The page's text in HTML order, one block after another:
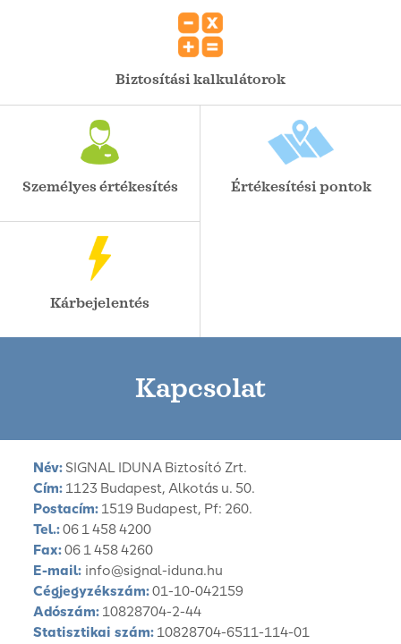
Biztosítási kalkulátorok
Személyes értékesítés Értékesítési pontok
Kárbejelentés
Kapcsolat
Név: SIGNAL IDUNA Biztosító Zrt.
Cím: 1123 Budapest, Alkotás u. 50.
Postacím: 1519 Budapest, Pf: 260.
Tel.:06 1 458 4200
Fax:06 1 458 4260
E-mail: info@signal-iduna.hu
Cégjegyzékszám:01-10-042159
Adószám: 10828704-2-44
Statisztikai szám: 10828704-6511-114-01